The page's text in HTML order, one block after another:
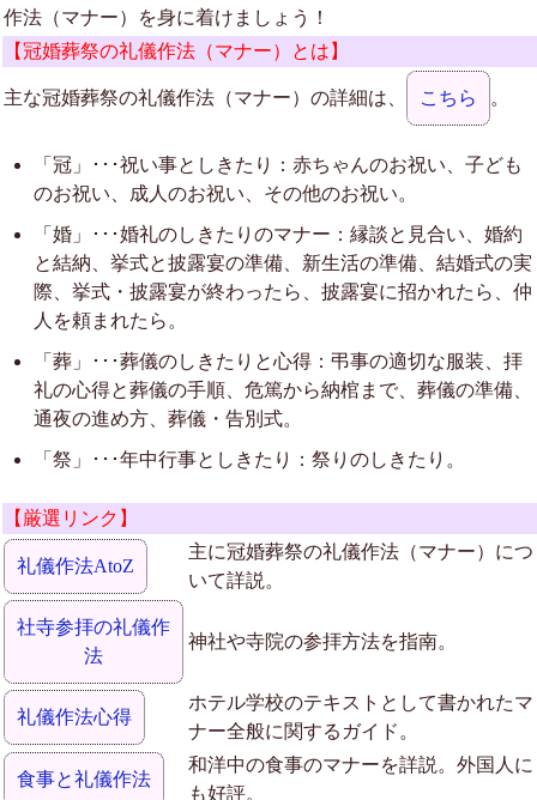
作法（マナー）を身に着けましょう！
【冠婚葬祭の礼儀作法（マナー）とは】
主な冠婚葬祭の礼儀作法（マナー）の詳細は、 こちら 。
「冠」･･･祝い事としきたり：赤ちゃんのお祝い、子ども
のお祝い、成人のお祝い、その他のお祝い。
「婚」･･･婚礼のしきたりのマナー：縁談と見合い、婚約
と結納、挙式と披露宴の準備、新生活の準備、結婚式の実
際、挙式・披露宴が終わったら、披露宴に招かれたら、仲
人を頼まれたら。
「葬」･･･葬儀のしきたりと心得：弔事の適切な服装、拝
礼の心得と葬儀の手順、危篤から納棺まで、葬儀の準備、
通夜の進め方、葬儀・告別式。
「祭」･･･年中行事としきたり：祭りのしきたり。
【厳選リンク】
礼儀作法AtoZ
主に冠婚葬祭の礼儀作法（マナー）につ
いて詳説。
社寺参拝の礼儀作
法
神社や寺院の参拝方法を指南。
礼儀作法心得
ホテル学校のテキストとして書かれたマ
ナー全般に関するガイド。
食事と礼儀作法
和洋中の食事のマナーを詳説。外国人に
も好評。